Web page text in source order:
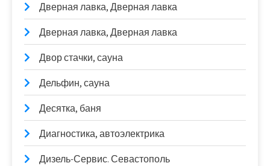
Дверная лавка, Дверная лавка
Дверная лавка, Дверная лавка
Двор стачки, сауна
Дельфин, сауна
Десятка, баня
Диагностика, автоэлектрика
Дизель-Сервис. Севастополь